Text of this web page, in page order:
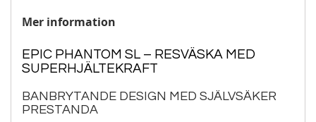
Mer information
EPIC PHANTOM SL – RESVÄSKA MED
SUPERHJÄLTEKRAFT
BANBRYTANDE DESIGN MED SJÄLVSÄKER
PRESTANDA